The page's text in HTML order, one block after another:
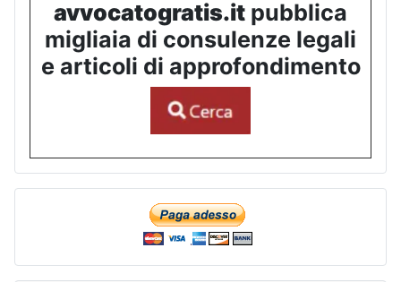
avvocatogratis.it pubblica
migliaia di consulenze legali
e articoli di approfondimento